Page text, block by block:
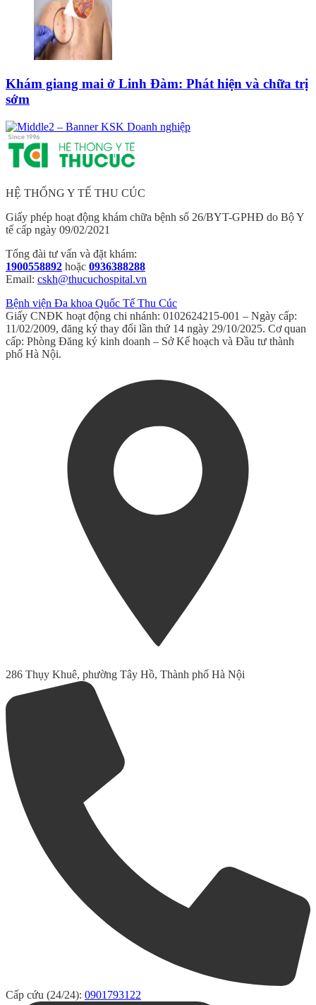
Khám giang mai ở Linh Đàm: Phát hiện và chữa trị
sớm
HỆ THỐNG Y TẾ THU CÚC
Giấy phép hoạt động khám chữa bệnh số 26/BYT-GPHĐ do Bộ Y
tế cấp ngày 09/02/2021
Tổng đài tư vấn và đặt khám:
1900558892 hoặc 0936388288
Email: cskh@thucuchospital.vn
Bệnh viện Đa khoa Quốc Tế Thu Cúc
Giấy CNĐK hoạt động chi nhánh: 0102624215-001 – Ngày cấp:
11/02/2009, đăng ký thay đổi lần thứ 14 ngày 29/10/2025. Cơ quan
cấp: Phòng Đăng ký kinh doanh – Sở Kế hoạch và Đầu tư thành
phố Hà Nội.
286 Thụy Khuê, phường Tây Hồ, Thành phố Hà Nội
Cấp cứu (24/24): 0901793122